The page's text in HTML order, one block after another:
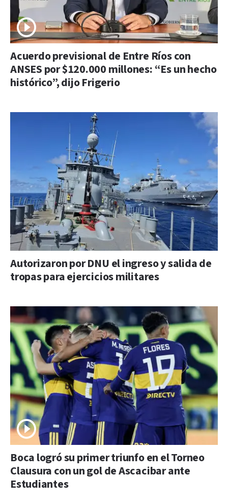
Acuerdo previsional de Entre Ríos con
ANSES por $120.000 millones: “Es un hecho
histórico”, dijo Frigerio
Autorizaron por DNU el ingreso y salida de
tropas para ejercicios militares
Boca logró su primer triunfo en el Torneo
Clausura con un gol de Ascacibar ante
Estudiantes